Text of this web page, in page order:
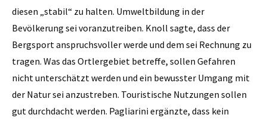
diesen „stabil“ zu halten. Umweltbildung in der
Bevölkerung sei voranzutreiben. Knoll sagte, dass der
Bergsport anspruchsvoller werde und dem sei Rechnung zu
tragen. Was das Ortlergebiet betreffe, sollen Gefahren
nicht unterschätzt werden und ein bewusster Umgang mit
der Natur sei anzustreben. Touristische Nutzungen sollen
gut durchdacht werden. Pagliarini ergänzte, dass kein